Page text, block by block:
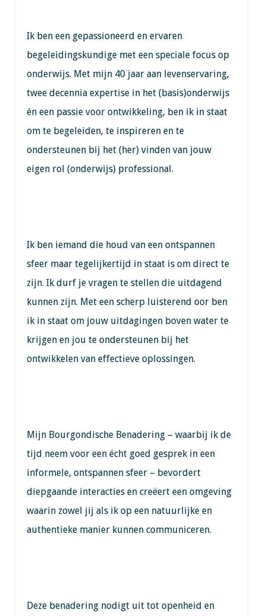
Ik ben een gepassioneerd en ervaren
begeleidingskundige met een speciale focus op
onderwijs. Met mijn 40 jaar aan levenservaring,
twee decennia expertise in het (basis)onderwijs
én een passie voor ontwikkeling, ben ik in staat
om te begeleiden, te inspireren en te
ondersteunen bij het (her) vinden van jouw
eigen rol (onderwijs) professional.
Ik ben iemand die houd van een ontspannen
sfeer maar tegelijkertijd in staat is om direct te
zijn. Ik durf je vragen te stellen die uitdagend
kunnen zijn. Met een scherp luisterend oor ben
ik in staat om jouw uitdagingen boven water te
krijgen en jou te ondersteunen bij het
ontwikkelen van effectieve oplossingen.
Mijn Bourgondische Benadering – waarbij ik de
tijd neem voor een écht goed gesprek in een
informele, ontspannen sfeer – bevordert
diepgaande interacties en creëert een omgeving
waarin zowel jij als ik op een natuurlijke en
authentieke manier kunnen communiceren.
Deze benadering nodigt uit tot openheid en